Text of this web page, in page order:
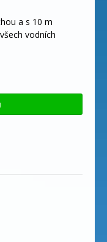
a s 10 m
vodních